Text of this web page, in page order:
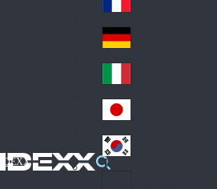
IDEXX
d
Fra
nc
e
Ge
an
y
Ital
y
Jap
an
Ko